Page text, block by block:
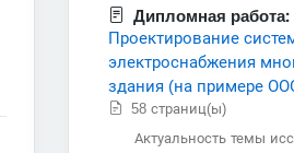
Дипломная работа:
Проектирование
электроснабжения
здания (на примере
58 страниц(ы)
Актуальность темы